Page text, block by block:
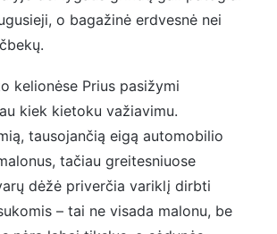
o bagažinė erdvesnė nei
kelionėse Prius pasižymi
kiek kietoku važiavimu.
tausojančią eigą automobilio
tačiau greitesniuose
dėžė priverčia variklį dirbti
– tai ne visada malonu, be